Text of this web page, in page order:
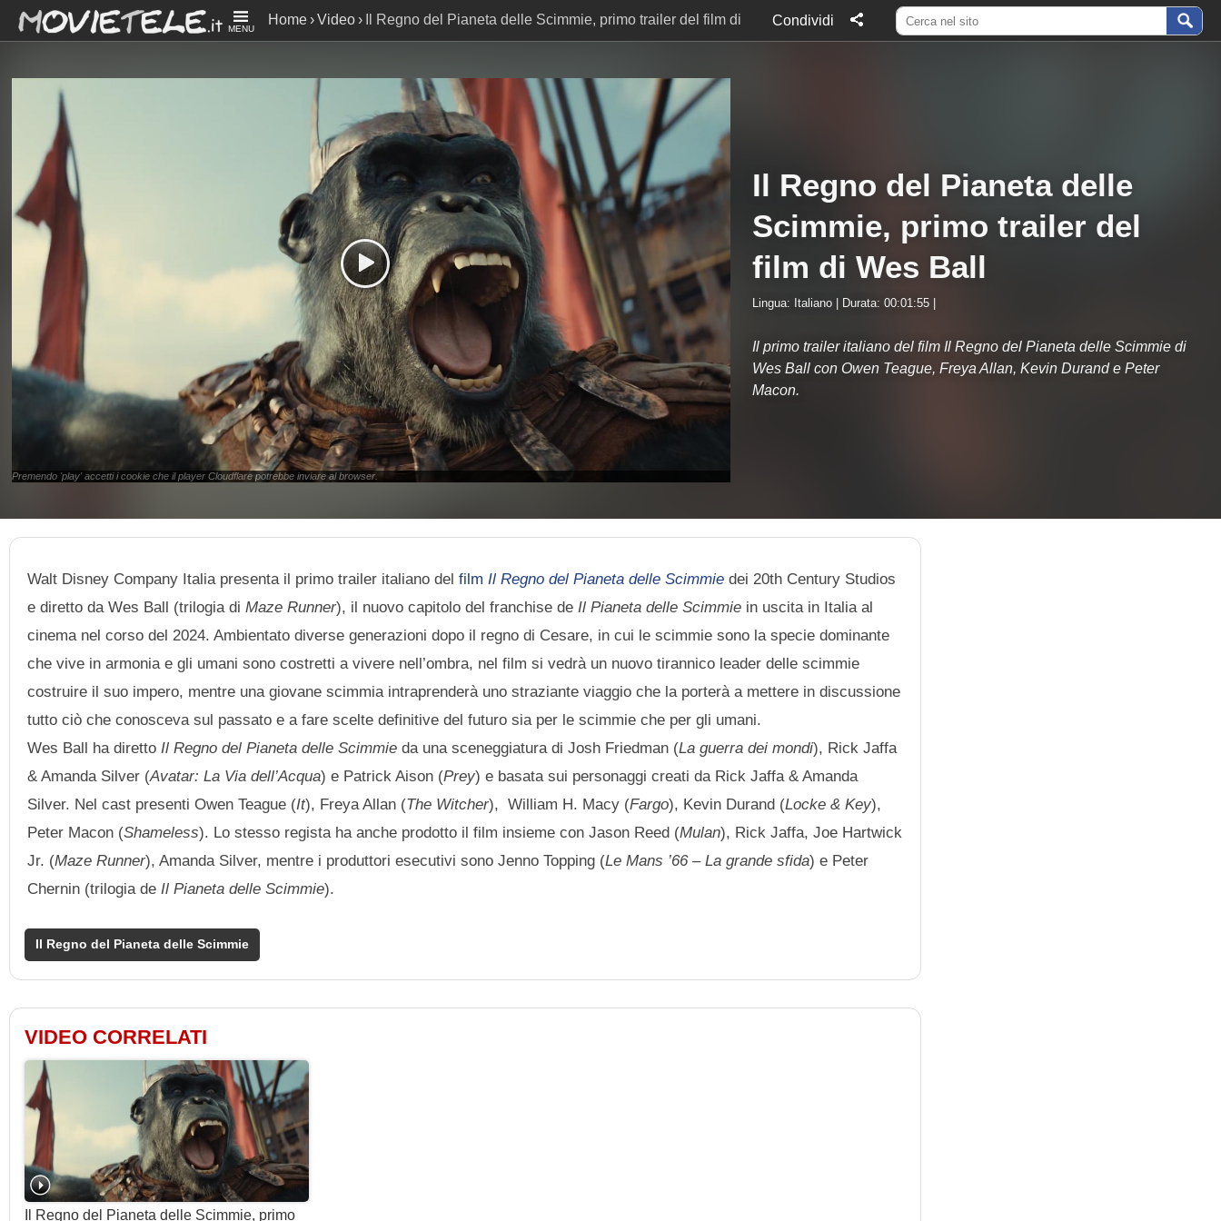
MENU
Home Video
Il Regno del Pianeta delle Scimmie, primo trailer del film di
Wes Ball
Condividi
Premendo 'play' accetti i cookie che il player Cloudflare potrebbe inviare al browser.
Il Regno del Pianeta delle
Scimmie, primo trailer del
film di Wes Ball
Lingua: Italiano | Durata: 00:01:55 |
Il primo trailer italiano del film Il Regno del Pianeta delle Scimmie di
Wes Ball con Owen Teague, Freya Allan, Kevin Durand e Peter
Macon.
Walt Disney Company Italia presenta il primo trailer italiano delfilmIl Regno del Pianeta delle Scimmie dei 20th Century Studios
e diretto da Wes Ball (trilogia diMaze Runner), il nuovo capitolo del franchise deIl Pianeta delle Scimmie in uscita in Italia al
cinema nel corso del 2024. Ambientato diverse generazioni dopo il regno di Cesare, in cui le scimmie sono la specie dominante
che vive in armonia e gli umani sono costretti a vivere nell’ombra, nel film si vedrà un nuovo tirannico leader delle scimmie
costruire il suo impero, mentre una giovane scimmia intraprenderà uno straziante viaggio che la porterà a mettere in discussione
tutto ciò che conosceva sul passato e a fare scelte definitive del futuro sia per le scimmie che per gli umani.
Wes Ball ha direttoIl Regno del Pianeta delle Scimmie da una sceneggiatura di Josh Friedman (La guerra dei mondi), Rick Jaffa
& Amanda Silver (Avatar: La Via dell’Acqua) e Patrick Aison (Prey) e basata sui personaggi creati da Rick Jaffa & Amanda
Silver. Nel cast presenti Owen Teague (It), Freya Allan (The Witcher), William H. Macy (Fargo), Kevin Durand (Locke & Key),
Peter Macon (Shameless). Lo stesso regista ha anche prodotto il film insieme con Jason Reed (Mulan), Rick Jaffa, Joe Hartwick
Jr. (Maze Runner), Amanda Silver, mentre i produttori esecutivi sono Jenno Topping (Le Mans ’66 – La grande sfida) e Peter
Chernin (trilogia deIl Pianeta delle Scimmie).
Il Regno del Pianeta delle Scimmie
VIDEO CORRELATI
Il Regno del Pianeta delle Scimmie, primo